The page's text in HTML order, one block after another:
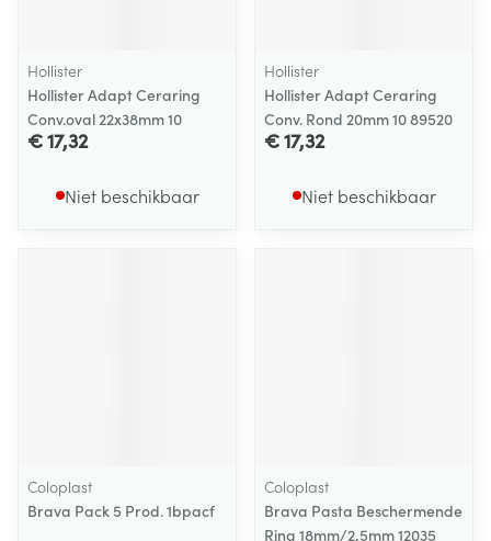
Hollister
Hollister Adapt Ceraring
Conv.oval 22x38mm 10
€ 17,32
Niet beschikbaar
Hollister
Hollister Adapt Ceraring
Conv. Rond 20mm 10 89520
€ 17,32
Niet beschikbaar
Coloplast
Brava Pack 5 Prod. 1bpacf
Coloplast
Brava Pasta Beschermende
Ring 18mm/2,5mm 12035